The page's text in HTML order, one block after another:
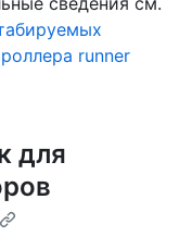
runner
для